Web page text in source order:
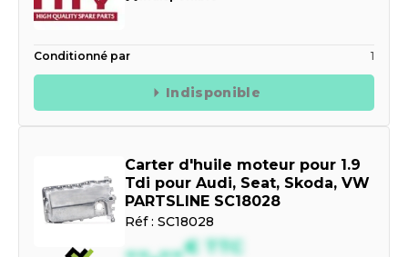
Conditionné par 1
Indisponible
Carter d'huile moteur pour 1.9
Tdi pour Audi, Seat, Skoda, VW
PARTSLINE SC18028
Réf : SC18028
€ TTC